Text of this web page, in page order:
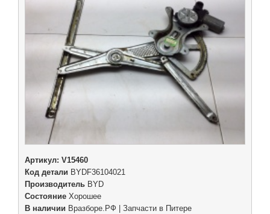
Артикул: V15460
Код детали BYDF36104021
Производитель BYD
Состояние Хорошее
В наличии Вразборе.РФ | Запчасти в Питере